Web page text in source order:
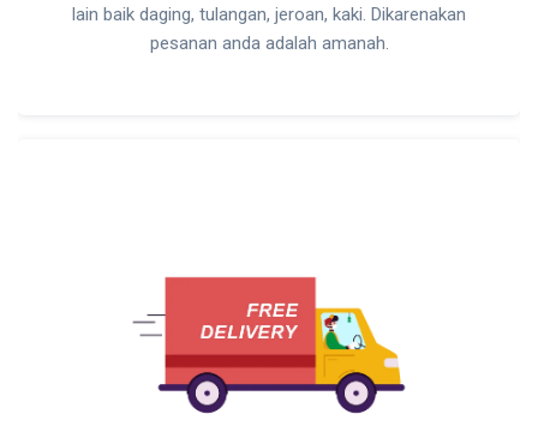
lain baik daging, tulangan, jeroan, kaki. Dikarenakan
pesanan anda adalah amanah.